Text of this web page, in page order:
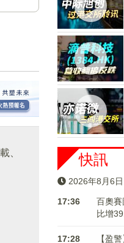
、
快訊
2026年8月6
17:36
百奧
比增
17:28
【盈